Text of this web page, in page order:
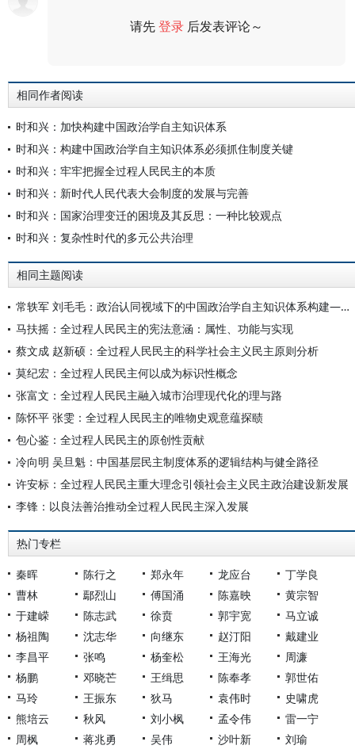
请先登录 后发表评论～
相同作者阅读
时和兴：加快构建中国政治学自主知识体系
时和兴：构建中国政治学自主知识体系必须抓住制度关键
时和兴：牢牢把握全过程人民民主的本质
时和兴：新时代人民代表大会制度的发展与完善
时和兴：国家治理变迁的困境及其反思：一种比较观点
时和兴：复杂性时代的多元公共治理
相同主题阅读
常轶军 刘毛毛：政治认同视域下的中国政治学自主知识体系构建——以全过程人民民主为例
马扶摇：全过程人民民主的宪法意涵：属性、功能与实现
蔡文成 赵新硕：全过程人民民主的科学社会主义民主原则分析
莫纪宏：全过程人民民主何以成为标识性概念
张富文：全过程人民民主融入城市治理现代化的理与路
陈怀平 张雯：全过程人民民主的唯物史观意蕴探赜
包心鉴：全过程人民民主的原创性贡献
冷向明 吴旦魁：中国基层民主制度体系的逻辑结构与健全路径
许安标：全过程人民民主重大理念引领社会主义民主政治建设新发展
李锋：以良法善治推动全过程人民民主深入发展
热门专栏
秦晖 陈行之 郑永年 龙应台
丁学良
曹林
鄢烈山 傅国涌 陈嘉映
黄宗智
于建嵘
陈志武 徐贲 郭宇宽
马立诚
杨祖陶
沈志华 向继东 赵汀阳
戴建业
李昌平
张鸣 杨奎松 王海光
周濂
杨鹏
邓晓芒 王缉思 陈奉孝
郭世佑
马玲
王振东 狄马 袁伟时
史啸虎
熊培云
秋风 刘小枫 孟令伟
雷一宁
周枫
蒋兆勇 吴伟 沙叶新
刘瑜